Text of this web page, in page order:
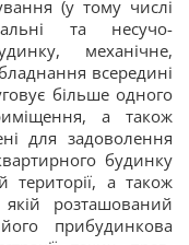
(у тому числі
та несучо-
механічне,
всередині
більше одного
а також
для задоволення
будинку
території, а також
розташований
прибудинкова